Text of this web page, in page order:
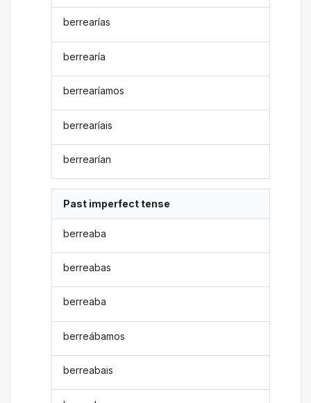
berrearías
berrearía
berrearíamos
berrearíais
berrearían
Past imperfect tense
berreaba
berreabas
berreaba
berreábamos
berreabais